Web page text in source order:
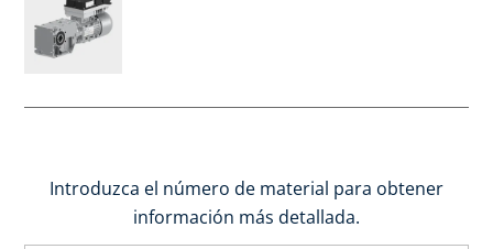
Introduzca el número de material para obtener
información más detallada.